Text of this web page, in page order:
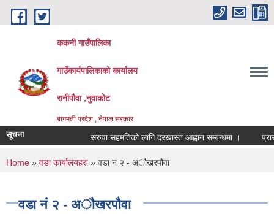
Skip to main content
ककनी गाउँपालिका
गाउँकार्यपालिकाको कार्यालय
रानीपौवा ,नुवाकोट
बागमती प्रदेश , नेपाल सरकार
सूचना सरुवा सहमतिको लागि दरखास्त आह्वान सम्बन्धमा ।
You are here
Home » वडा कार्यालयहरु » वडा नं २ - अौखरपौवा
वडा नं २ - अौखरपौवा